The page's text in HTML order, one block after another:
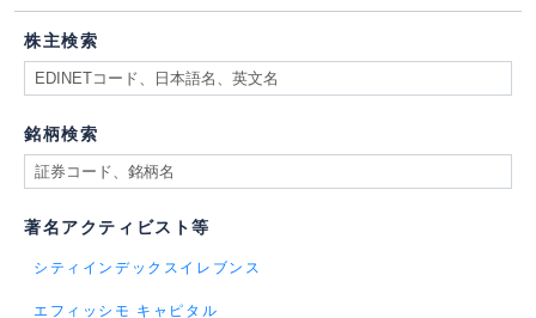
株主検索
銘柄検索
著名アクティビスト等
シティインデックスイレブンス
エフィッシモ キャピタル